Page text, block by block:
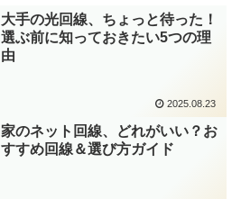
大手の光回線、ちょっと待った！
選ぶ前に知っておきたい5つの理
由
2025.08.23
家のネット回線、どれがいい？お
すすめ回線＆選び方ガイド